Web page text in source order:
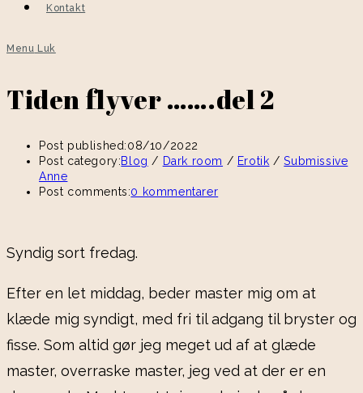
Kontakt
Menu Luk
Tiden flyver …….del 2
Post published:08/10/2022
Post category:Blog / Dark room / Erotik / Submissive
Anne
Post comments:0 kommentarer
Syndig sort fredag.
Efter en let middag, beder master mig om at
klæde mig syndigt, med fri til adgang til bryster og
fisse. Som altid gør jeg meget ud af at glæde
master, overraske master, jeg ved at der er en